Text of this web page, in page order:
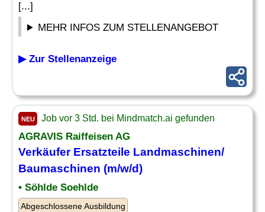
[...]
MEHR INFOS ZUM STELLENANGEBOT
▶ Zur Stellenanzeige
NEU Job vor 3 Std. bei Mindmatch.ai gefunden
AGRAVIS Raiffeisen AG
Verkäufer Ersatzteile Landmaschinen/
Baumaschinen (m/w/d)
• Söhlde Soehlde
Abgeschlossene Ausbildung